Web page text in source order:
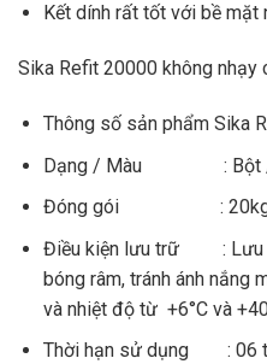
Kết dính rất tốt với bề mặt
Sika Refit 20000 không nhạy
Thông số sản phẩm Sika
Dạng / Màu : Bột /
Đóng gói : 20kg/
Điều kiện lưu trữ : Lưu
bóng râm, tránh ánh nắng
và nhiệt độ từ +6°C và
Thời hạn sử dụng : 06